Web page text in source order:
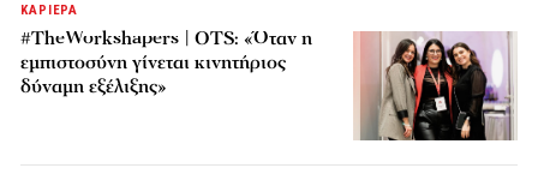
ΚΑΡΙΕΡΑ
#TheWorkshapers | OTS: «Όταν η
εμπιστοσύνη γίνεται κινητήριος
δύναμη εξέλιξης»